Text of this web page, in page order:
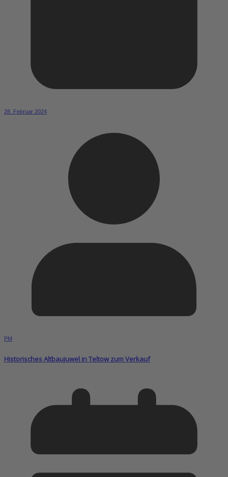
28. Februar 2024
PM
Historisches Altbaujuwel in Teltow zum Verkauf